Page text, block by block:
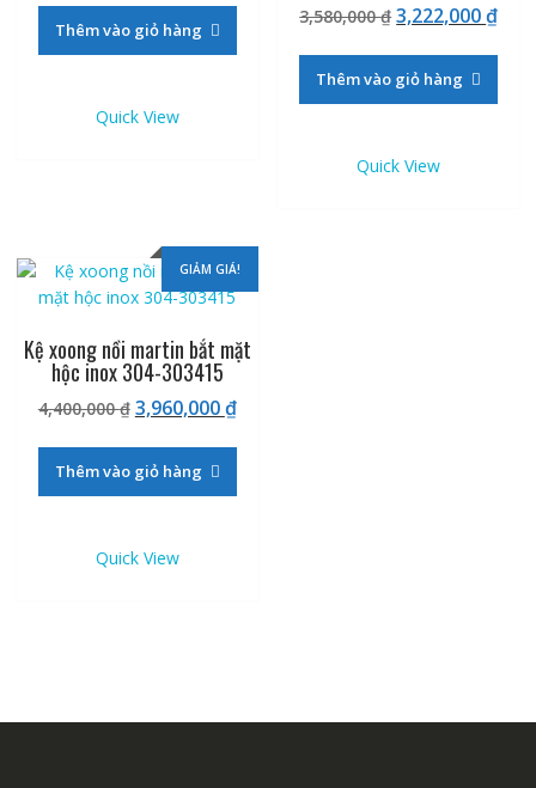
là:
1,830,000 ₫.
1,647,000 ₫.
Thêm vào giỏ hàng
Quick View
3,580,000₫Giá
là:
3,580,000 ₫.
3,222,000₫Giá
Thêm vào giỏ hàng
Quick View
GIẢM GIÁ!
Kệ xoong nồi martin bắt mặt
hộc inox 304-303415
4,400,000₫ Giá
là:
4,400,000 ₫.
3,960,000₫Giá
Thêm vào giỏ hàng
Quick View